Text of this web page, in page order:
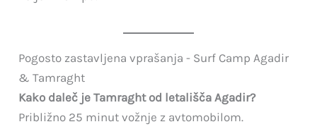
Pogosto zastavljena vprašanja - Surf Camp Agadir
& Tamraght
Kako daleč je Tamraght od letališča Agadir?
Približno 25 minut vožnje z avtomobilom.